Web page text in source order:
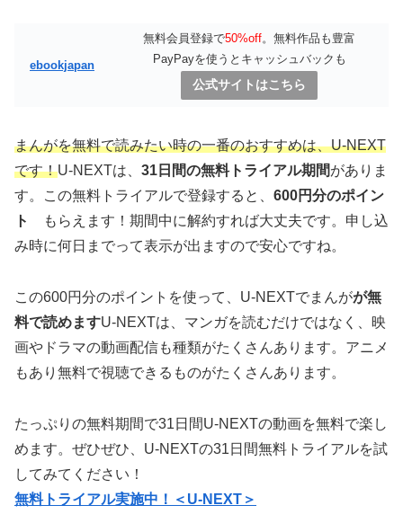
ebookjapan
無料会員登録で50%off。無料作品も豊富
PayPayを使うとキャッシュバックも
公式サイトはこちら
まんがを無料で読みたい時の一番のおすすめは、U-NEXT
です！U-NEXTは、 31日間の無料トライアル期間がありま
す。この無料トライアルで登録すると、 600円分のポイン
ト
もらえます！期間中に解約すれば大丈夫です。申し込
み時に何日までって表示が出ますので安心ですね。
この600円分のポイントを使って、U-NEXTでまんがが無
料で読めますU-NEXTは、マンガを読むだけではなく、映
画やドラマの動画配信も種類がたくさんあります。アニメ
もあり無料で視聴できるものがたくさんあります。
たっぷりの無料期間で31日間U-NEXTの動画を無料で楽し
めます。ぜひぜひ、U-NEXTの31日間無料トライアルを試
してみてください！
無料トライアル実施中！＜U-NEXT＞